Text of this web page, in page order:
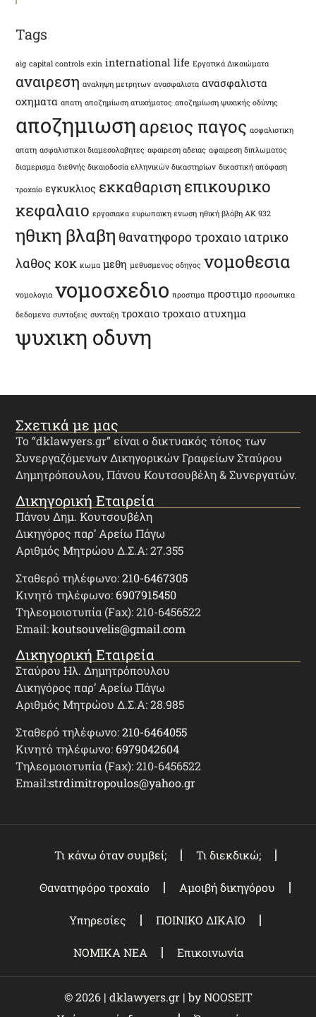
Tags
aig capital controls exin international life Εργατικά Δικαιώματα
αναιρεση αναληψη μετρητων ανασφαλιστα ανασφαλιστα
οχηματα απατη αποζημίωση ατυχήματος αποζημίωση ψυχικής οδύνης
αποζημιωσηαρειος παγος ασφαλιστικη
απατη ασφαλιστικοι διαμεσολαβητες αφαιρεση αδειας αφαιρεση διπλωματος
διαμερισμα διεθνής δικαιοδοσία ελληνικών δικαστηρίων δικαστική απόφαση
τροχαίο εγκυκλιος εκκαθαριση επικουρικο
κεφαλαιο εργασιακα ευρωπαικη ενωση ηθική βλάβη ΑΚ 932
ηθικη βλαβη θανατηφορο τροχαιοιατρικο
λαθος κοκ κωμα μεθη μεθυσμενος οδηγος νομοθεσια
νομολογια νομοσχεδιο προστιμα προστιμο προσωπικα
δεδομενα συνταξεις συνταξη τροχαιο τροχαιο ατυχημα
ψυχικη οδυνη
Σχετικά με μας
Το “dklawyers.gr” είναι ο δικτυακός τόπος των
Συνεργαζόμενων Δικηγορικών Γραφείων Σταύρου
Δημητρόπουλου, Πάνου Κουτσουβέλη & Συνεργατών.
Δικηγορική Εταιρεία
Πάνου Δημ. Κουτσουβέλη
Δικηγόρος παρ’ Αρείω Πάγω
Αριθμός Μητρώου Δ.Σ.Α: 27.355
Σταθερό τηλέφωνο:210-6467305
Κινητό τηλέφωνο: 6907915450
Τηλεομοιοτυπία (Fax): 210-6456522
Email:koutsouvelis@gmail.com
Δικηγορική Εταιρεία
Σταύρου Ηλ. Δημητρόπουλου
Δικηγόρος παρ’ Αρείω Πάγω
Αριθμός Μητρώου Δ.Σ.Α: 28.985
Σταθερό τηλέφωνο:210-6464055
Κινητό τηλέφωνο: 6979042604
Τηλεομοιοτυπία (Fax): 210-6456522
Email:strdimitropoulos@yahoo.gr
Τι κάνω όταν συμβεί; Τι διεκδικώ;
Θανατηφόρο τροχαίο Αμοιβή δικηγόρου
Υπηρεσίες ΠΟΙΝΙΚΟ ΔΙΚΑΙΟ
ΝΟΜΙΚΑ ΝΕΑ Επικοινωνία
© 2026 | dklawyers.gr | byNOOSEIT